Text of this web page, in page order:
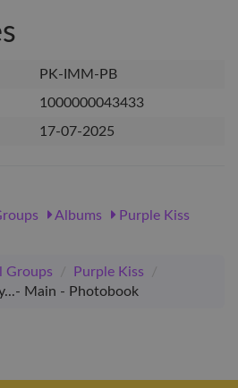
PK-IMM-PB
1000000043433
17-07-2025
Albums
Purple Kiss
Groups / Purple Kiss
/
Main - Photobook